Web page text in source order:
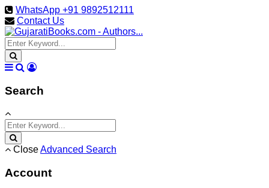
WhatsApp +91 9892512111
Contact Us
Search
CloseAdvanced Search
Account